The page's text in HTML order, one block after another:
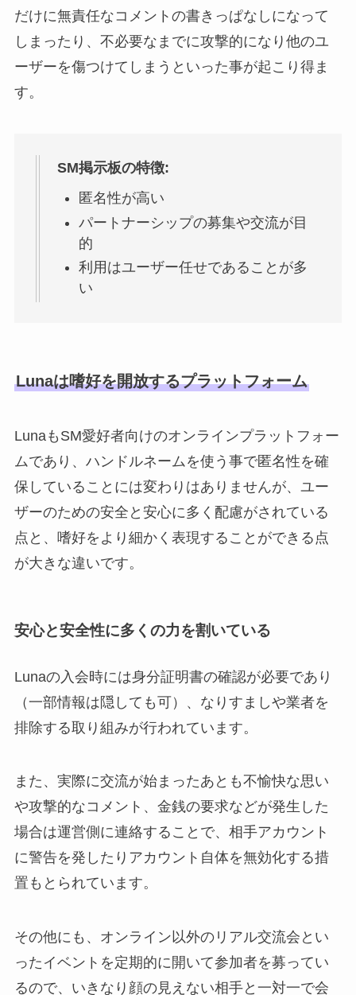
だけに無責任なコメントの書きっぱなしになって
しまったり、不必要なまでに攻撃的になり他のユ
ーザーを傷つけてしまうといった事が起こり得ま
す。
SM掲示板の特徴:
匿名性が高い
パートナーシップの募集や交流が目
的
利用はユーザー任せであることが多
い
Lunaは嗜好を開放するプラットフォーム
LunaもSM愛好者向けのオンラインプラットフォー
ムであり、ハンドルネームを使う事で匿名性を確
保していることには変わりはありませんが、ユー
ザーのための安全と安心に多く配慮がされている
点と、嗜好をより細かく表現することができる点
が大きな違いです。
安心と安全性に多くの力を割いている
Lunaの入会時には身分証明書の確認が必要であり
（一部情報は隠しても可）、なりすましや業者を
排除する取り組みが行われています。
また、実際に交流が始まったあとも不愉快な思い
や攻撃的なコメント、金銭の要求などが発生した
場合は運営側に連絡することで、相手アカウント
に警告を発したりアカウント自体を無効化する措
置もとられています。
その他にも、オンライン以外のリアル交流会とい
ったイベントを定期的に開いて参加者を募ってい
るので、いきなり顔の見えない相手と一対一で会